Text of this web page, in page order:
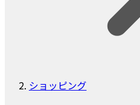
ショッピング